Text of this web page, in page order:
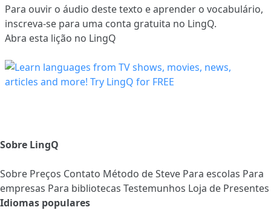
Para ouvir o áudio deste texto e aprender o vocabulário,
inscreva-se para uma conta gratuita no LingQ.
Abra esta lição no LingQ
Sobre LingQ
Sobre Preços Contato Método de Steve Para escolas Para
empresas Para bibliotecas Testemunhos Loja de Presentes
Idiomas populares